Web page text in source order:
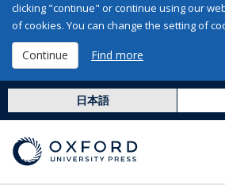
clicking "continue" or continue using our
of cookies. You can change the setting of
Continue Find more
日本語